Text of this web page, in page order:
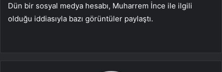
Dün bir sosyal medya hesabı, Muharrem İnce ile ilgili
olduğu iddiasıyla bazı görüntüler paylaştı.